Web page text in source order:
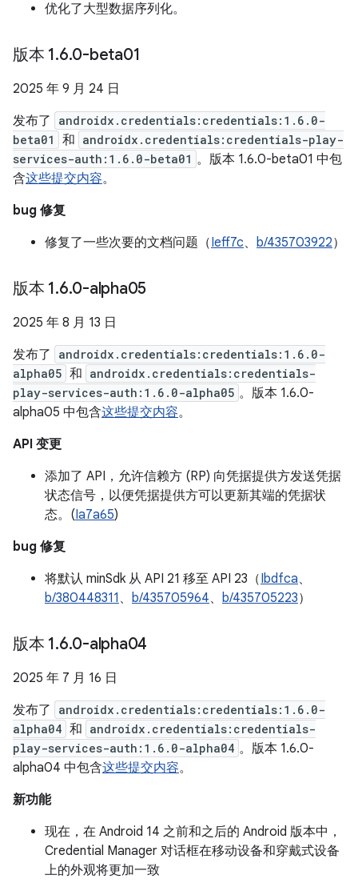
优化了大型数据序列化。
版本 1.6.0-beta01
2025 年 9 月 24 日
发布了
androidx.credentials:credentials:1.6.0-
beta01
和 androidx.credentials:credentials-play-
services-auth:1.6.0-beta01 。版本 1.6.0-beta01 中包
含这些提交内容。
bug 修复
修复了一些次要的文档问题（Ieff7c、 b/435703922）
版本 1.6.0-alpha05
2025 年 8 月 13 日
发布了
androidx.credentials:credentials:1.6.0-
alpha05 和 androidx.credentials:credentials-
play-services-auth:1.6.0-alpha05 。版本 1.6.0-
alpha05 中包含这些提交内容。
API 变更
添加了 API，允许信赖方 (RP) 向凭据提供方发送凭据
状态信号，以便凭据提供方可以更新其端的凭据状
态。(Ia7a65)
bug 修复
将默认 minSdk 从 API 21 移至 API 23（Ibdfca、
b/380448311 、 b/435705964、 b/435705223）
版本 1.6.0-alpha04
2025 年 7 月 16 日
发布了
androidx.credentials:credentials:1.6.0-
alpha04 和 androidx.credentials:credentials-
play-services-auth:1.6.0-alpha04 。版本 1.6.0-
alpha04 中包含这些提交内容。
新功能
现在，在 Android 14 之前和之后的 Android 版本中，
Credential Manager 对话框在移动设备和穿戴式设备
上的外观将更加一致